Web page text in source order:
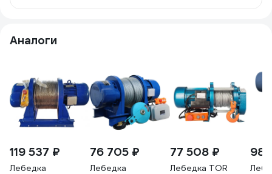
Аналоги
119 537 ₽
Лебедка
76 705 ₽
Лебедка
77 508 ₽
Лебедка TOR
98